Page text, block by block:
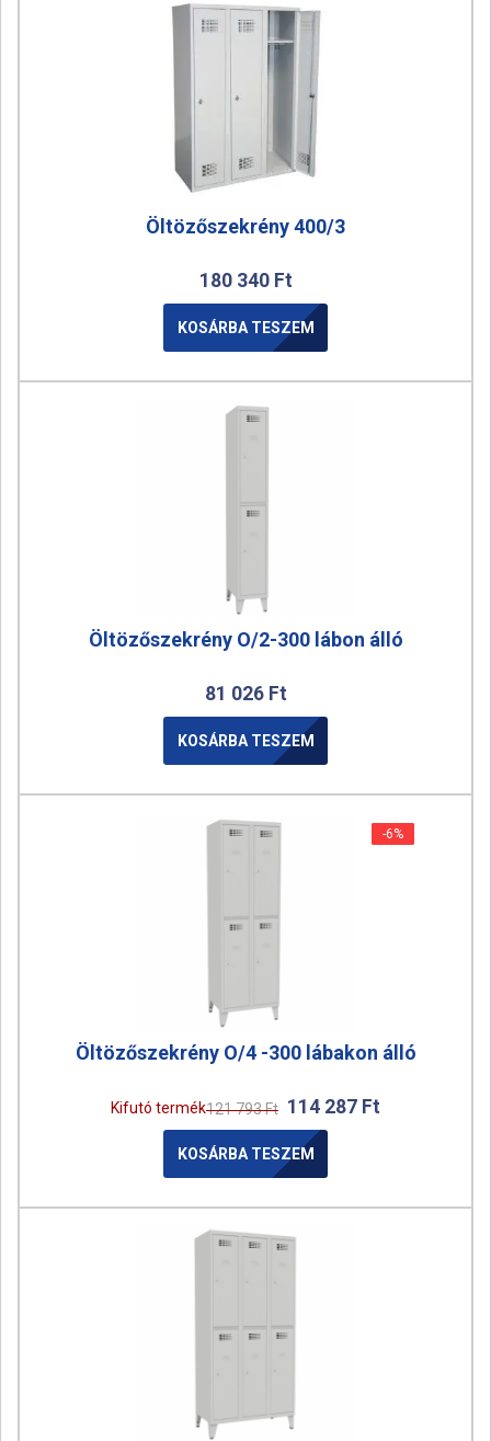
Öltözőszekrény 400/3
180 340 Ft
KOSÁRBA TESZEM
Öltözőszekrény O/2-300 lábon álló
81 026 Ft
KOSÁRBA TESZEM
-6%
-6%
Öltözőszekrény O/4 -300 lábakon álló
Kifutó termék121 793Ft 114 287 Ft
KOSÁRBA TESZEM